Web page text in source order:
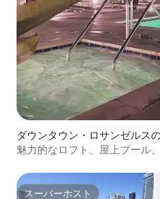
ダウンタウン・ロサンゼルス
ム
魅力的なロフト、屋上プール
スーパーホスト